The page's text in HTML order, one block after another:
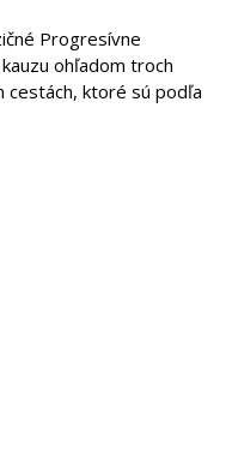
Progresívne
ohľadom troch
cestách, ktoré sú podľa